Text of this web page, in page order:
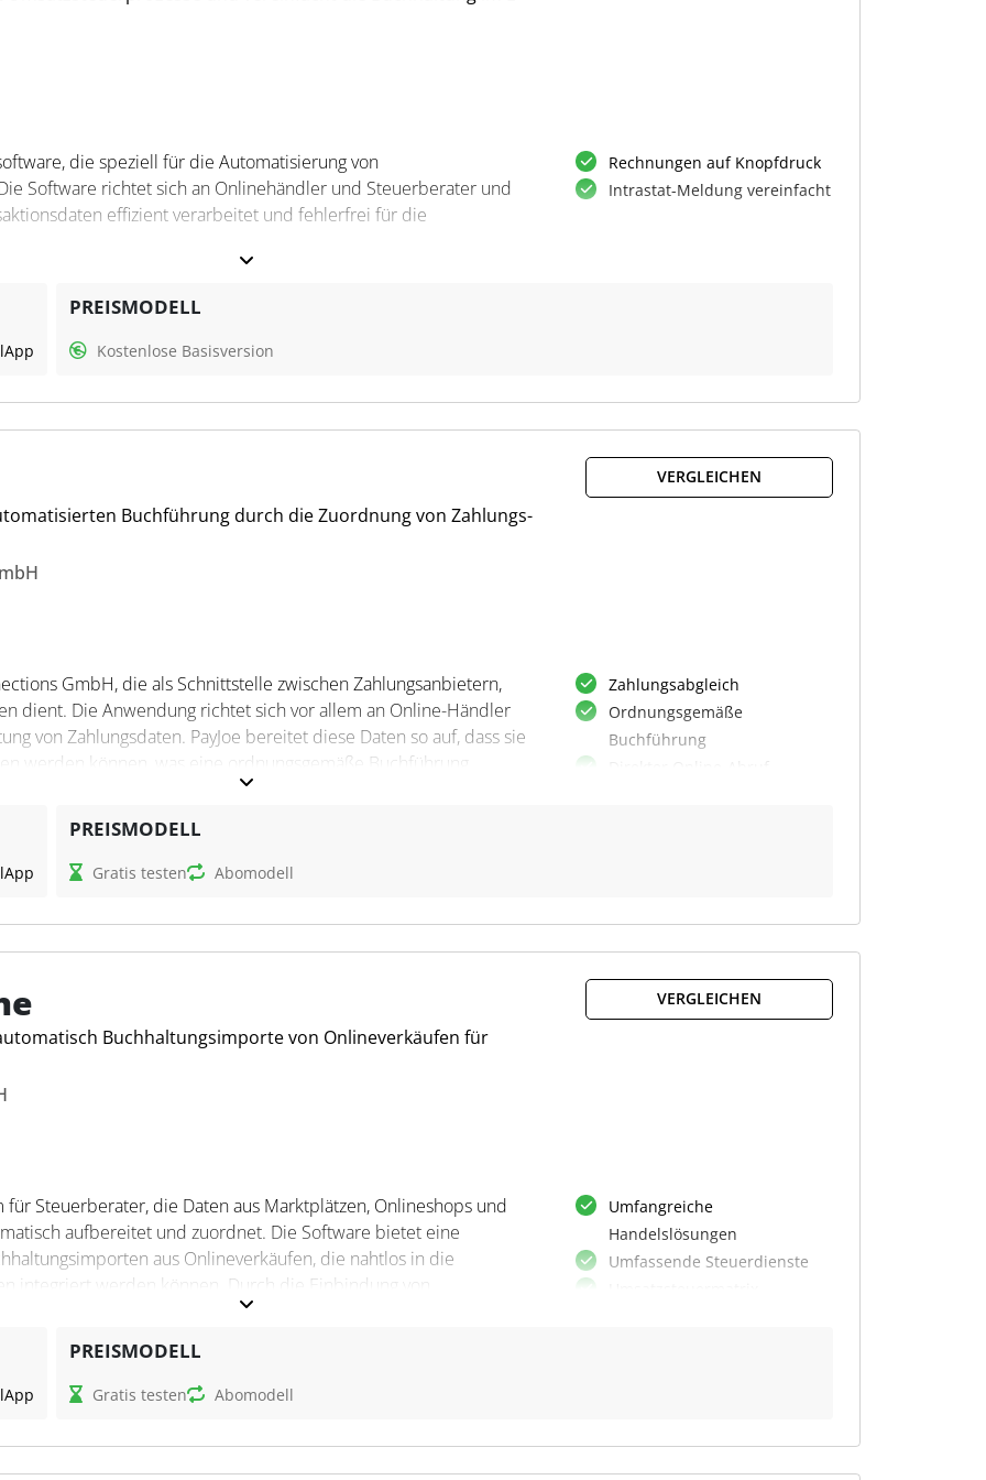
des Rechnungsprozesses
und weitere Integrationen
die speziell für die Automatisierung von
Software richtet sich an Onlinehändler und Steuerberater und
effizient verarbeitet und fehlerfrei für die
erstellt Buchhaltungsexporte im DATEV-Format und
Rechnungen auf Knopfdruck
Intrastat-Meldung vereinfacht
App
PREISMODELL
Kostenlose Basisversion
Buchführung durch die Zuordnung von Zahlungs-
VERGLEICHEN
GmbH, die als Schnittstelle zwischen Zahlungsanbietern,
dient. Die Anwendung richtet sich vor allem an Online-Händler
von Zahlungsdaten. PayJoe bereitet diese Daten so auf, dass sie
werden können, was eine ordnungsgemäße Buchführung
zu Rechnungen, indem Zahlungsdaten mit fehlenden
die Integration von Daten über CSV- oder API-Schnittstellen.
Zahlungsabgleich
Ordnungsgemäße
Buchführung
App
PREISMODELL
Gratis testen Abomodell
Buchhaltungsimporte von Onlineverkäufen für
VERGLEICHEN
Steuerberater, die Daten aus Marktplätzen, Onlineshops und
aufbereitet und zuordnet. Die Software bietet eine
aus Onlineverkäufen, die nahtlos in die
integriert werden können. Durch die Einbindung von
ermöglicht Account One eine vollautomatische und
Umfangreiche
Handelslösungen
Umfassende Steuerdienste
App
PREISMODELL
Gratis testen Abomodell